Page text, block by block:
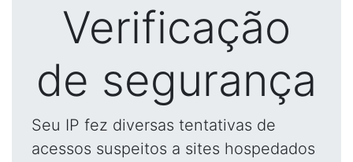
Verificação
de segurança
Seu IP fez diversas tentativas de
acessos suspeitos a sites hospedados